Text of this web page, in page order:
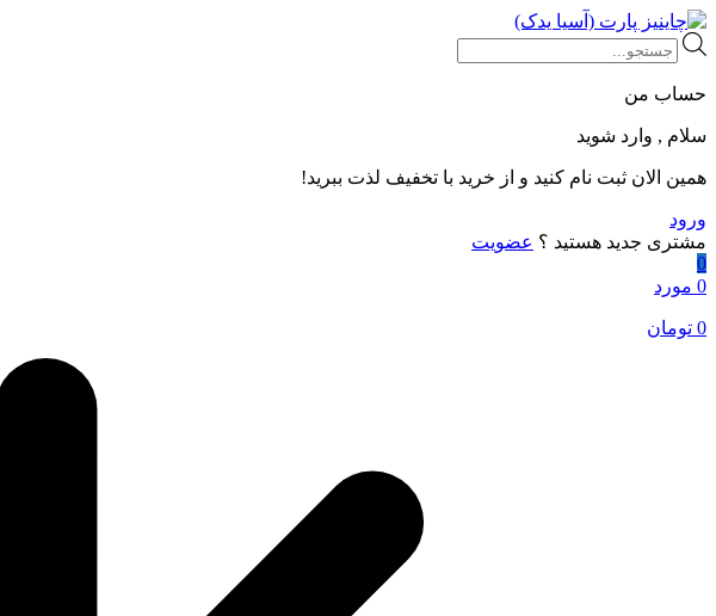
Products
search
حساب من
سلام , وارد شوید
همین الان ثبت نام کنید و از خرید با تخفیف لذت ببرید!
ورود
مشتری جدید هستید ؟ عضویت
0
0 مورد
0 تومان